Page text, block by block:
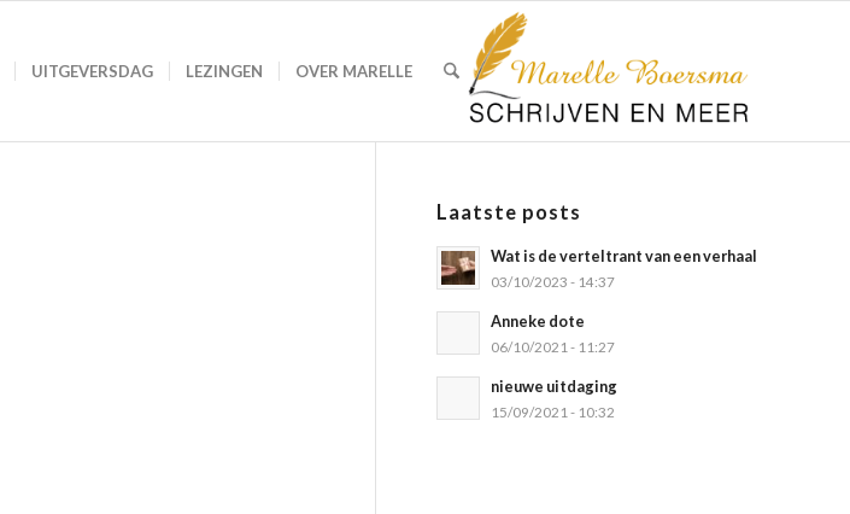
UITGEVERSDAG LEZINGEN OVER MARELLE
Laatste posts
Wat is de verteltrant van een verhaal
03/10/2023 - 14:37
Anneke dote
06/10/2021 - 11:27
nieuwe uitdaging
15/09/2021 - 10:32